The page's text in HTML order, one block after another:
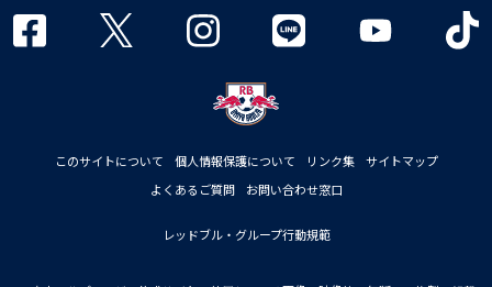
このサイトについて 個人情報保護について リンク集
サイトマップ
よくあるご質問
お問い合わせ窓口
レッドブル・グループ行動規範